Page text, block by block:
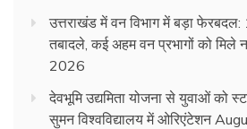
उत्तराखंड में वन विभाग में बड़ा
तबादले, कई अहम वन प्रभागों को मिले
2026
देवभूमि उद्यमिता योजना से युवाओं को
सुमन विश्वविद्यालय में ओरिएंटेशन